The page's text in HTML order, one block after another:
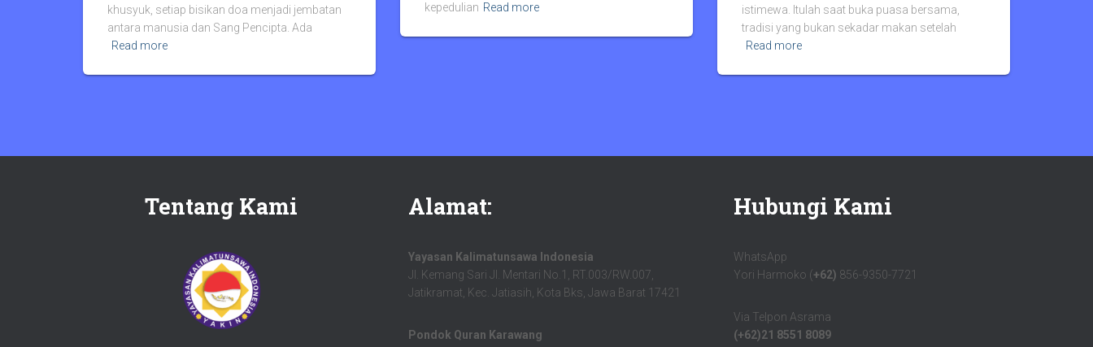
khusyuk, setiap bisikan doa menjadi jembatan
antara manusia dan Sang Pencipta. Ada
Read more
kepedulian Read more
istimewa. Itulah saat buka puasa bersama,
tradisi yang bukan sekadar makan setelah
Read more
Tentang Kami Alamat:
Yayasan Kalimatunsawa Indonesia
Jl. Kemang Sari Jl. Mentari No.1, RT.003/RW.007,
Jatikramat, Kec. Jatiasih, Kota Bks, Jawa Barat 17421
Pondok Quran Karawang
Hubungi Kami
WhatsApp
Yori Harmoko (+62) 856-9350-7721
Via Telpon Asrama
(+62)21 8551 8089